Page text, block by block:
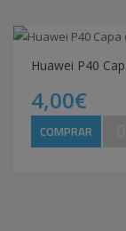
4,00€
COMPRAR